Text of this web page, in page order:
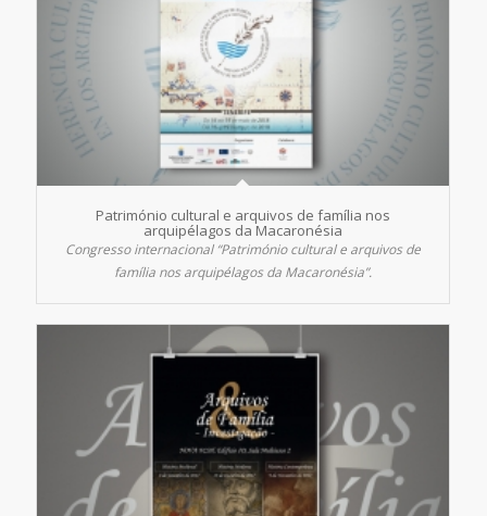
Património cultural e arquivos de família nos
arquipélagos da Macaronésia
Congresso internacional “Património cultural e arquivos de
família nos arquipélagos da Macaronésia”.